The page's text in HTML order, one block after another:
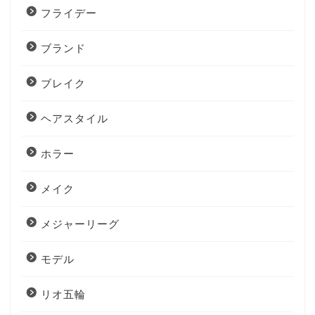
フライデー
ブランド
ブレイク
ヘアスタイル
ホラー
メイク
メジャーリーグ
モデル
リオ五輪